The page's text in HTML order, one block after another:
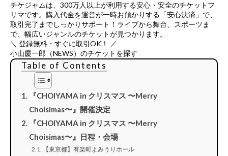
チケジャムは、 300万人以上が利用する安心・安全のチケットフ
リマです。購入代金を運営が一時お預かりする「安心決済」で、
取引完了までしっかりサポート！ライブから舞台、スポーツま
で、幅広いジャンルのチケットが見つかります。
＼ 登録無料・すぐに取引OK！ ／
小山慶一郎（NEWS）のチケットを探す
Table of Contents
『CHOIYAMA in クリスマス 〜Merry
Choisimas〜』開催決定
『CHOIYAMA in クリスマス 〜Merry
Choisimas〜』日程・会場
【東京都】有楽町よみうりホール